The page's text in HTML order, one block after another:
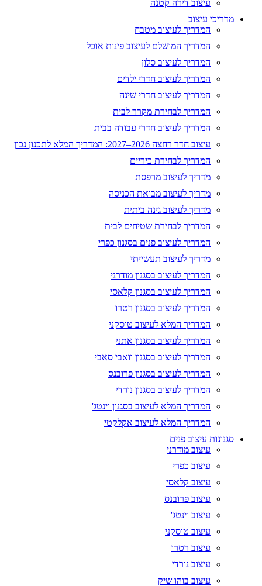
עיצוב דירה קטנה
מדריכי עיצוב
המדריך לעיצוב מטבח
המדריך המושלם לעיצוב פינות אוכל
המדריך לעיצוב סלון
המדריך לעיצוב חדרי ילדים
המדריך לעיצוב חדרי שינה
המדריך לבחירת מקרר לבית
המדריך לעיצוב חדרי עבודה בבית
עיצוב חדר רחצה 2026–2027: המדריך המלא לתכנון נכון
המדריך לבחירת כיריים
מדריך לעיצוב מרפסת
מדריך לעיצוב מבואת הכניסה
מדריך לעיצוב גינה ביתית
המדריך לבחירת שטיחים לבית
המדריך לעיצוב פנים בסגנון כפרי
מדריך לעיצוב תעשייתי
המדריך לעיצוב בסגנון מודרני
המדריך לעיצוב בסגנון קלאסי
המדריך לעיצוב בסגנון רטרו
המדריך המלא לעיצוב טוסקני
המדריך לעיצוב בסגנון אתני
המדריך לעיצוב בסגנון וואבי סאבי
המדריך לעיצוב בסגנון פרובנס
המדריך לעיצוב בסגנון נורדי
המדריך המלא לעיצוב בסגנון וינטג'
המדריך המלא לעיצוב אקלקטי
סגנונות עיצוב פנים
עיצוב מודרני
עיצוב כפרי
עיצוב קלאסי
עיצוב פרובנס
עיצוב וינטג'
עיצוב טוסקני
עיצוב רטרו
עיצוב נורדי
עיצוב בוהו שיק